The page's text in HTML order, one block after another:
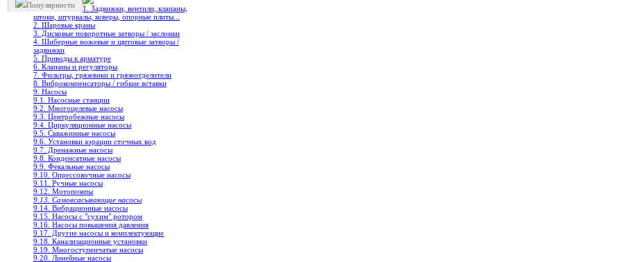
Популярности
1. Задвижки, вентили, клапаны,
штоки, штурвалы, коверы, опорные плиты...
2. Шаровые краны
3. Дисковые поворотные затворы / заслонки
4. Шиберные ножевые и щитовые затворы /
задвижки
5. Приводы к арматуре
6. Клапаны и регуляторы
7. Фильтры, грязевики и грязеотделители
8. Виброкомпенсаторы / гибкие вставки
9. Насосы
9.1. Насосные станции
9.2. Многоцелевые насосы
9.3. Центробежные насосы
9.4. Циркуляционные насосы
9.5. Скважинные насосы
9.6. Установки аэрации сточных вод
9.7. Дренажные насосы
9.8. Конденсатные насосы
9.9. Фекальные насосы
9.10. Опрессовочные насосы
9.11. Ручные насосы
9.12. Мотопомпы
9.13. Самовсасывающие насосы
9.14. Вибрационные насосы
9.15. Насосы с "сухим" ротором
9.16. Насосы повышения давления
9.17. Другие насосы и комплектующие
9.18. Канализационные установки
9.19. Многоступенчатые насосы
9.20. Линейные насосы